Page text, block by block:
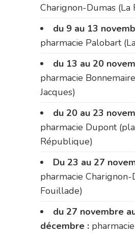
Charignon-Dumas (La
du 9 au 13
pharmacie Palobart
du 13 au 20
pharmacie
Jacques)
du 20 au 23
pharmacie Dupont
République)
Du 23 au 27
pharmacie Charignon-
Fouillade)
du 27 novembre
décembre :